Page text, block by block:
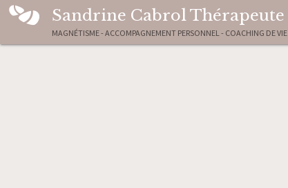
Sandrine Cabrol Thérapeute
MAGNÉTISME - ACCOMPAGNEMENT PERSONNEL - COACHING DE VIE